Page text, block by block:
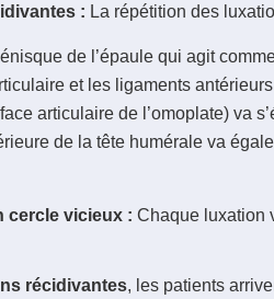
: La répétition des
de l’épaule qui agit
et les ligaments
articulaire de l’omoplate) va
de la tête humérale va
cercle vicieux : Chaque luxation
récidivantes, les patients